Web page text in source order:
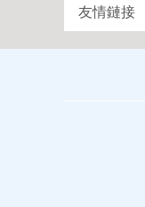
友情鏈接